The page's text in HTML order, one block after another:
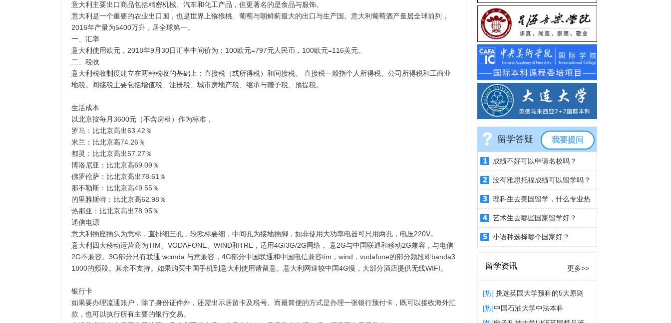
意大利主要出口商品包括精密机械、汽车和化工产品，但更著名的是食品与服饰。
意大利是一个重要的农业出口国，也是世界上猕猴桃、葡萄与朝鲜蓟最大的出口与生产国。意大利葡萄酒产量居全球前列，
2016年产量为5400万升，居全球第一。
一、汇率
意大利使用欧元，2018年9月30日汇率中间价为：100欧元=797元人民币，100欧元=116美元。
二、税收
意大利税收制度建立在两种税收的基础上：直接税（或所得税）和间接税。 直接税一般指个人所得税、公司所得税和工商业
地税。间接税主要包括增值税、注册税、城市房地产税、继承与赠予税、预提税。
生活成本
以北京按每月3600元（不含房租）作为标准，
罗马：比北京高出63.42％
米兰：比北京高74.26％
都灵：比北京高出57.27％
博洛尼亚：比北京高69.09％
佛罗伦萨：比北京高出78.61％
那不勒斯：比北京高49.55％
的里雅斯特：比北京高62.98％
热那亚：比北京高出78.95％
通信电源
意大利插座插头为意标，直排细三孔，较欧标要细，中间孔为接地插脚，如非使用大功率电器可只用两孔，电压220V。
意大利四大移动运营商为TIM、VODAFONE、WIND和TRE，适用4G/3G/2G网络， 意2G与中国联通和移动2G兼容，与电信
2G不兼容。3G部分只有联通 wcmda 与意兼容，4G部分中国联通和中国电信兼容tim，wind，vodafone的部分频段即banda3
1800的频段。其余不支持。如果购买中国手机到意大利使用请留意。意大利网速较中国4G慢，大部分酒店提供无线WIFI。
银行卡
如果要办理流通账户，除了身份证件外，还需出示居留卡及税号。而最简便的方式是办理一张银行预付卡，既可以接收海外汇
款，也可以执行所有主要的银行交易。
留学答疑 我要提问
成绩不好可以申请名校吗？
没有雅思托福成绩可以留学吗？
理科生去美国留学，什么专业热
艺术生去哪些国家留学好？
小语种选择哪个国家好？
留学资讯 更多>>
[热] 挑选英国大学预科的5大原则
[热]中国石油大学中法本科